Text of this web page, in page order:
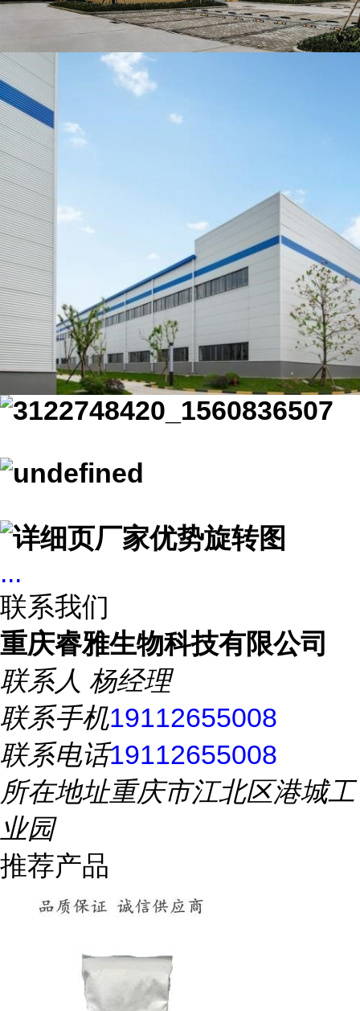
...
联系我们
重庆睿雅生物科技有限公司
联系人 杨经理
联系手机19112655008
联系电话19112655008
所在地址重庆市江北区港城工
业园
推荐产品